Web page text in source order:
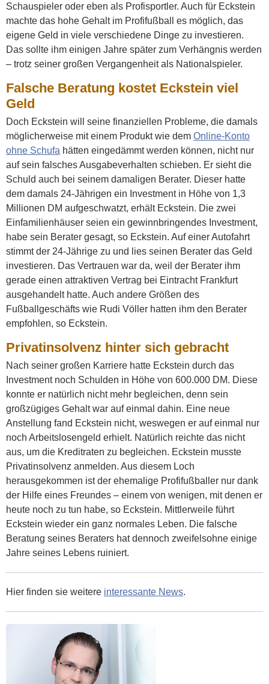
Schauspieler oder eben als Profisportler. Auch für Eckstein
machte das hohe Gehalt im Profifußball es möglich, das
eigene Geld in viele verschiedene Dinge zu investieren.
Das sollte ihm einigen Jahre später zum Verhängnis werden
– trotz seiner großen Vergangenheit als Nationalspieler.
Falsche Beratung kostet Eckstein viel
Geld
Doch Eckstein will seine finanziellen Probleme, die damals
möglicherweise mit einem Produkt wie dem Online-Konto
ohne Schufa hätten eingedämmt werden können, nicht nur
auf sein falsches Ausgabeverhalten schieben. Er sieht die
Schuld auch bei seinem damaligen Berater. Dieser hatte
dem damals 24-Jährigen ein Investment in Höhe von 1,3
Millionen DM aufgeschwatzt, erhält Eckstein. Die zwei
Einfamilienhäuser seien ein gewinnbringendes Investment,
habe sein Berater gesagt, so Eckstein. Auf einer Autofahrt
stimmt der 24-Jährige zu und lies seinen Berater das Geld
investieren. Das Vertrauen war da, weil der Berater ihm
gerade einen attraktiven Vertrag bei Eintracht Frankfurt
ausgehandelt hatte. Auch andere Größen des
Fußballgeschäfts wie Rudi Völler hatten ihm den Berater
empfohlen, so Eckstein.
Privatinsolvenz hinter sich gebracht
Nach seiner großen Karriere hatte Eckstein durch das
Investment noch Schulden in Höhe von 600.000 DM. Diese
konnte er natürlich nicht mehr begleichen, denn sein
großzügiges Gehalt war auf einmal dahin. Eine neue
Anstellung fand Eckstein nicht, weswegen er auf einmal nur
noch Arbeitslosengeld erhielt. Natürlich reichte das nicht
aus, um die Kreditraten zu begleichen. Eckstein musste
Privatinsolvenz anmelden. Aus diesem Loch
herausgekommen ist der ehemalige Profifußballer nur dank
der Hilfe eines Freundes – einem von wenigen, mit denen er
heute noch zu tun habe, so Eckstein. Mittlerweile führt
Eckstein wieder ein ganz normales Leben. Die falsche
Beratung seines Beraters hat dennoch zweifelsohne einige
Jahre seines Lebens ruiniert.
Hier finden sie weitere interessante News.